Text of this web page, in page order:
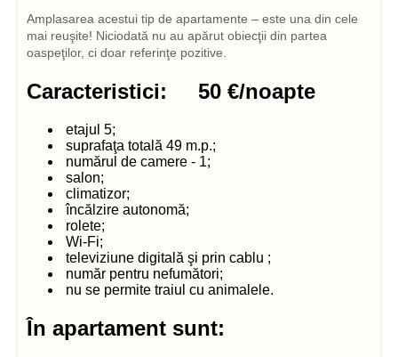
Amplasarea acestui tip de apartamente – este una din cele
mai reuşite! Niciodată nu au apărut obiecţii din partea
oaspeţilor, ci doar referinţe pozitive.
Caracteristici: 50 €/noapte
etajul 5;
suprafaţa totală 49 m.p.;
numărul de camere - 1;
salon;
climatizor;
încălzire autonomă;
rolete;
Wi-Fi;
televiziune digitală şi prin cablu ;
număr pentru nefumători;
nu se permite traiul cu animalele.
În apartament sunt: